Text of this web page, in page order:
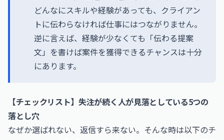
どんなにスキルや経験があっても、クライアン
トに伝わらなければ仕事にはつながりません。
逆に言えば、経験が少なくても「伝わる提案
文」を書けば案件を獲得できるチャンスは十分
にあります。
【チェックリスト】失注が続く人が見落としている5つの
落とし穴
なぜか選ばれない、返信すら来ない。そんな時は以下のチ